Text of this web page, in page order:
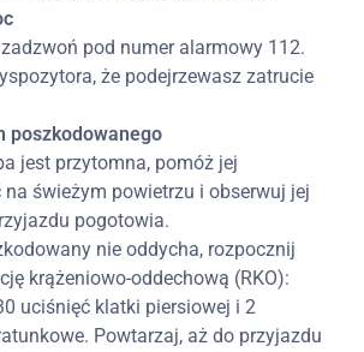
pod numer alarmowy 112.
że podejrzewasz zatrucie
poszkodowanego
jest przytomna, pomóż jej
na świeżym powietrzu i obserwuj jej
pogotowia.
nie oddycha, rozpocznij
krążeniowo-oddechową (RKO):
uciśnięć klatki piersiowej i 2
Powtarzaj, aż do przyjazdu